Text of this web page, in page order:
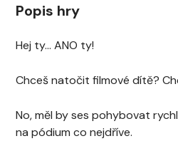
Popis hry
Hej ty… ANO ty!
Chceš natočit filmové dítě?
No, měl by ses pohybovat
na pódium co nejdříve.